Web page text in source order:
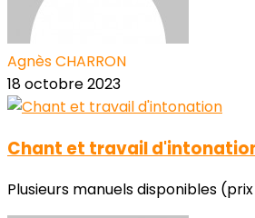
Agnès CHARRON
18 octobre 2023
Chant et travail
Plusieurs manuels disponibles